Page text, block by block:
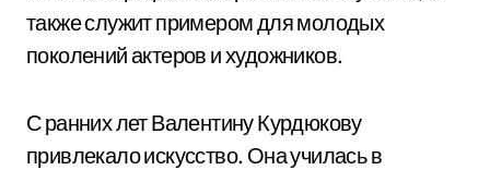
также служит примером для молодых
поколений актеров и художников.
С ранних лет Валентину Курдюкову
привлекало искусство. Она училась в